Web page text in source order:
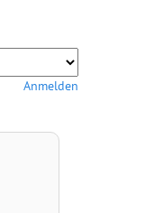
Anmelden